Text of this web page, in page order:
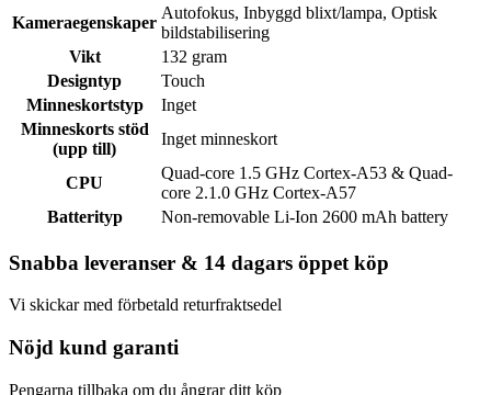
Kameraegenskaper
Autofokus, Inbyggd blixt/lampa, Optisk
bildstabilisering
Vikt
132 gram
Designtyp
Touch
Minneskortstyp
Inget
Minneskorts stöd
(upp till)
Inget minneskort
CPU
Quad-core 1.5 GHz Cortex-A53 & Quad-
core 2.1.0 GHz Cortex-A57
Batterityp
Non-removable Li-Ion 2600 mAh battery
Snabba leveranser & 14 dagars öppet köp
Vi skickar med förbetald returfraktsedel
Nöjd kund garanti
Pengarna tillbaka om du ångrar ditt köp